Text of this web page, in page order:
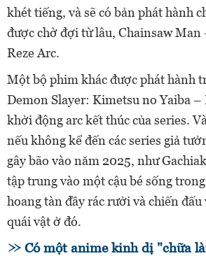
khét tiếng, và sẽ có bản phát hành
được chờ đợi từ lâu, Chainsaw Man
Reze Arc.
Một bộ phim khác được phát hành
Demon Slayer: Kimetsu no Yaiba
khởi động arc kết thúc của series.
nếu không kể đến các series giả
gây bão vào năm 2025, như
tập trung vào một cậu bé sống
hoang tàn đầy rác rưởi và chiến
quái vật ở đó.
Có một anime kinh dị "chữa